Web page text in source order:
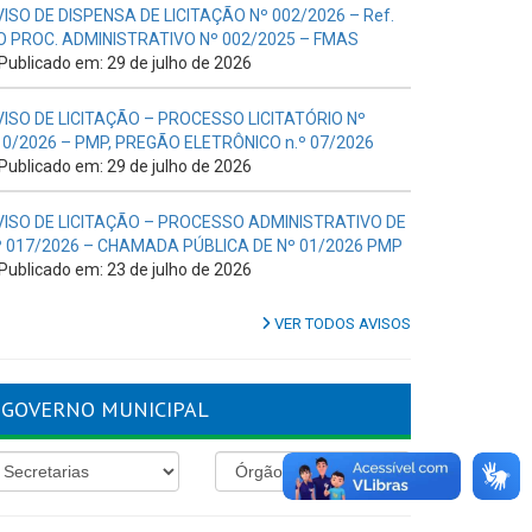
DE DISPENSA DE LICITAÇÃO Nº 002/2026 – Ref.
PROC. ADMINISTRATIVO Nº 002/2025 – FMAS
Publicado em: 29 de julho de 2026
DE LICITAÇÃO – PROCESSO LICITATÓRIO Nº
2026 – PMP, PREGÃO ELETRÔNICO n.º 07/2026
Publicado em: 29 de julho de 2026
DE LICITAÇÃO – PROCESSO ADMINISTRATIVO DE
017/2026 – CHAMADA PÚBLICA DE Nº 01/2026 PMP
Publicado em: 23 de julho de 2026
VER TODOS AVISOS
GOVERNO MUNICIPAL